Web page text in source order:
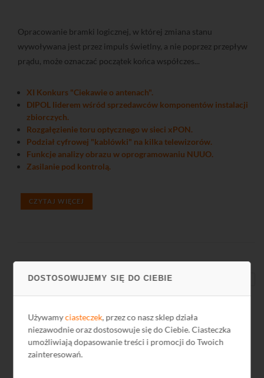
DOSTOSOWUJEMY SIĘ DO CIEBIE
Używamyciasteczek, przez co nasz sklep działa
niezawodnie oraz dostosowuje się do Ciebie. Ciasteczka
umożliwiają dopasowanie treści i promocji do Twoich
zainteresowań.
Opracowanie bramki logicznej, w której zmiana stanu
wywoływana jest przez impuls świetlny, a nie poprzez przepływ
prądu, może oznaczać początek końca współczes...
XI Konkurs "Ciekawie o antenach".
DIPOL liderem wśród sprzedawców komponentów instalacji
zbiorczych.
Rozgałęzienie toru optycznego w sieci xPON.
Podział cyfrowej "kablówki" na kilka telewizorów.
Funkcje analizy obrazu w oprogramowaniu NUUO.
Zasilanie pod kontrolą.
CZYTAJ WIĘCEJ
Umarł król, niech żyje król - nadchodzi nowa
telewizja. (Nr 31/2012)